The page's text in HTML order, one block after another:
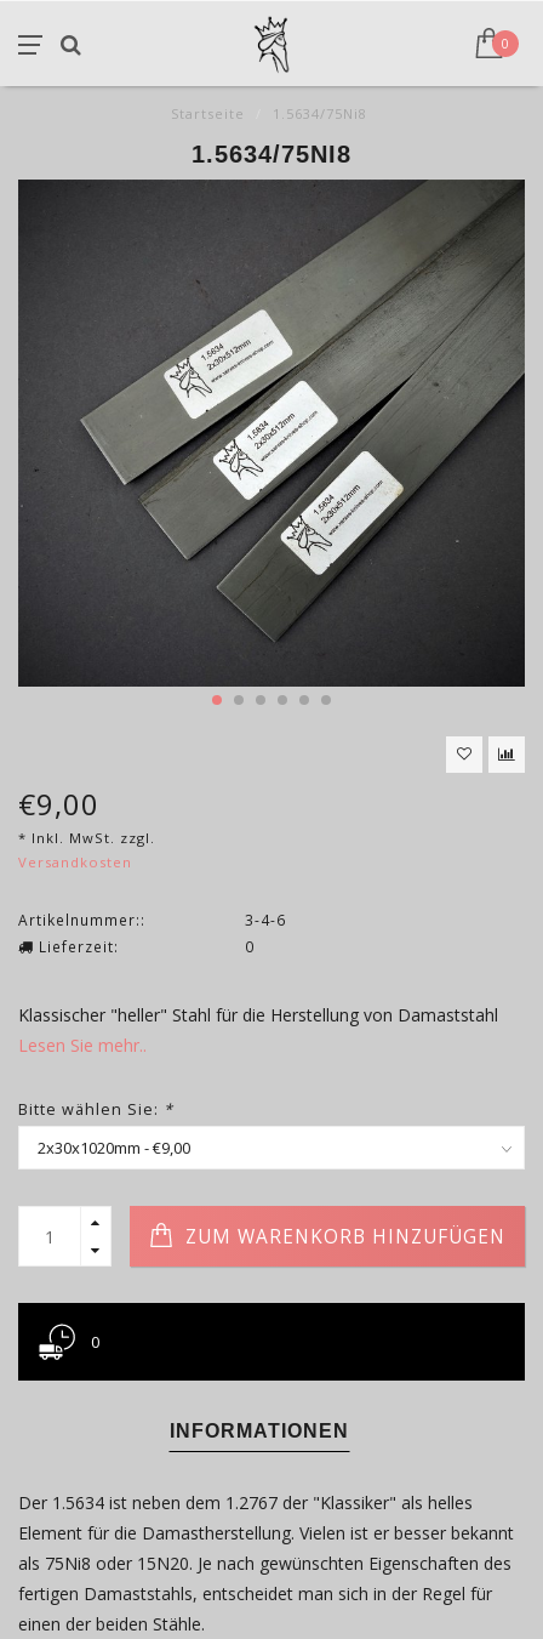
0
Startseite 1.5634/75Ni8
1.5634/75NI8
€9,00
* Inkl. MwSt. zzgl.
Versandkosten
Artikelnummer::
3-4-6
Lieferzeit:
0
Klassischer "heller" Stahl für die Herstellung von Damaststahl
Lesen Sie mehr..
Bitte wählen Sie: *
ZUM WARENKORB HINZUFÜGEN
0
INFORMATIONEN
Der 1.5634 ist neben dem 1.2767 der "Klassiker" als helles
Element für die Damastherstellung. Vielen ist er besser bekannt
als 75Ni8 oder 15N20. Je nach gewünschten Eigenschaften des
fertigen Damaststahls, entscheidet man sich in der Regel für
einen der beiden Stähle.